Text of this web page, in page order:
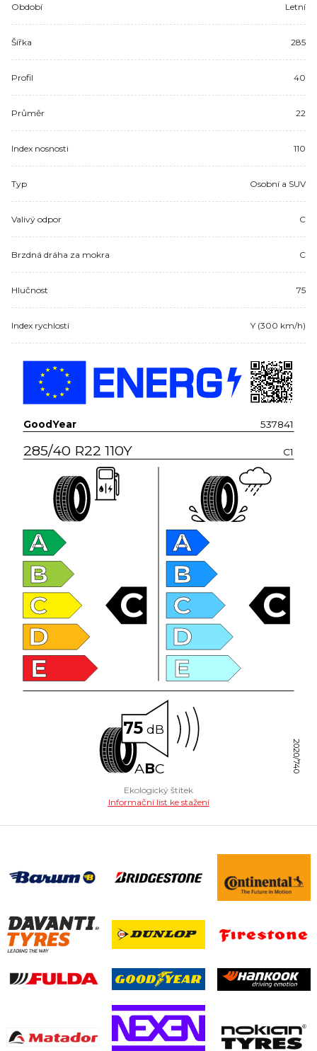
Období Letní
Šířka 285
Profil 40
Průměr 22
Index nosnosti 110
Typ Osobní a SUV
Valivý odpor C
Brzdná dráha za mokra C
Hlučnost 75
Index rychlosti Y (300 km/h)
GoodYear 537841
285/40 R22 110Y C1
A
B
C
D
E
C
A
B
C
D
E
C
75 dB
ABC 2020/740
Ekologický štítek
Informační list ke stažení